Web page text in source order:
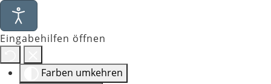
Eingabehilfen öffnen
Farben umkehren